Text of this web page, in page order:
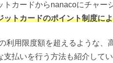
トカードからnanacoにチャ
ットカードのポイント制度に
利用限度額を超えるような、
支払いを行う方法も紹介して